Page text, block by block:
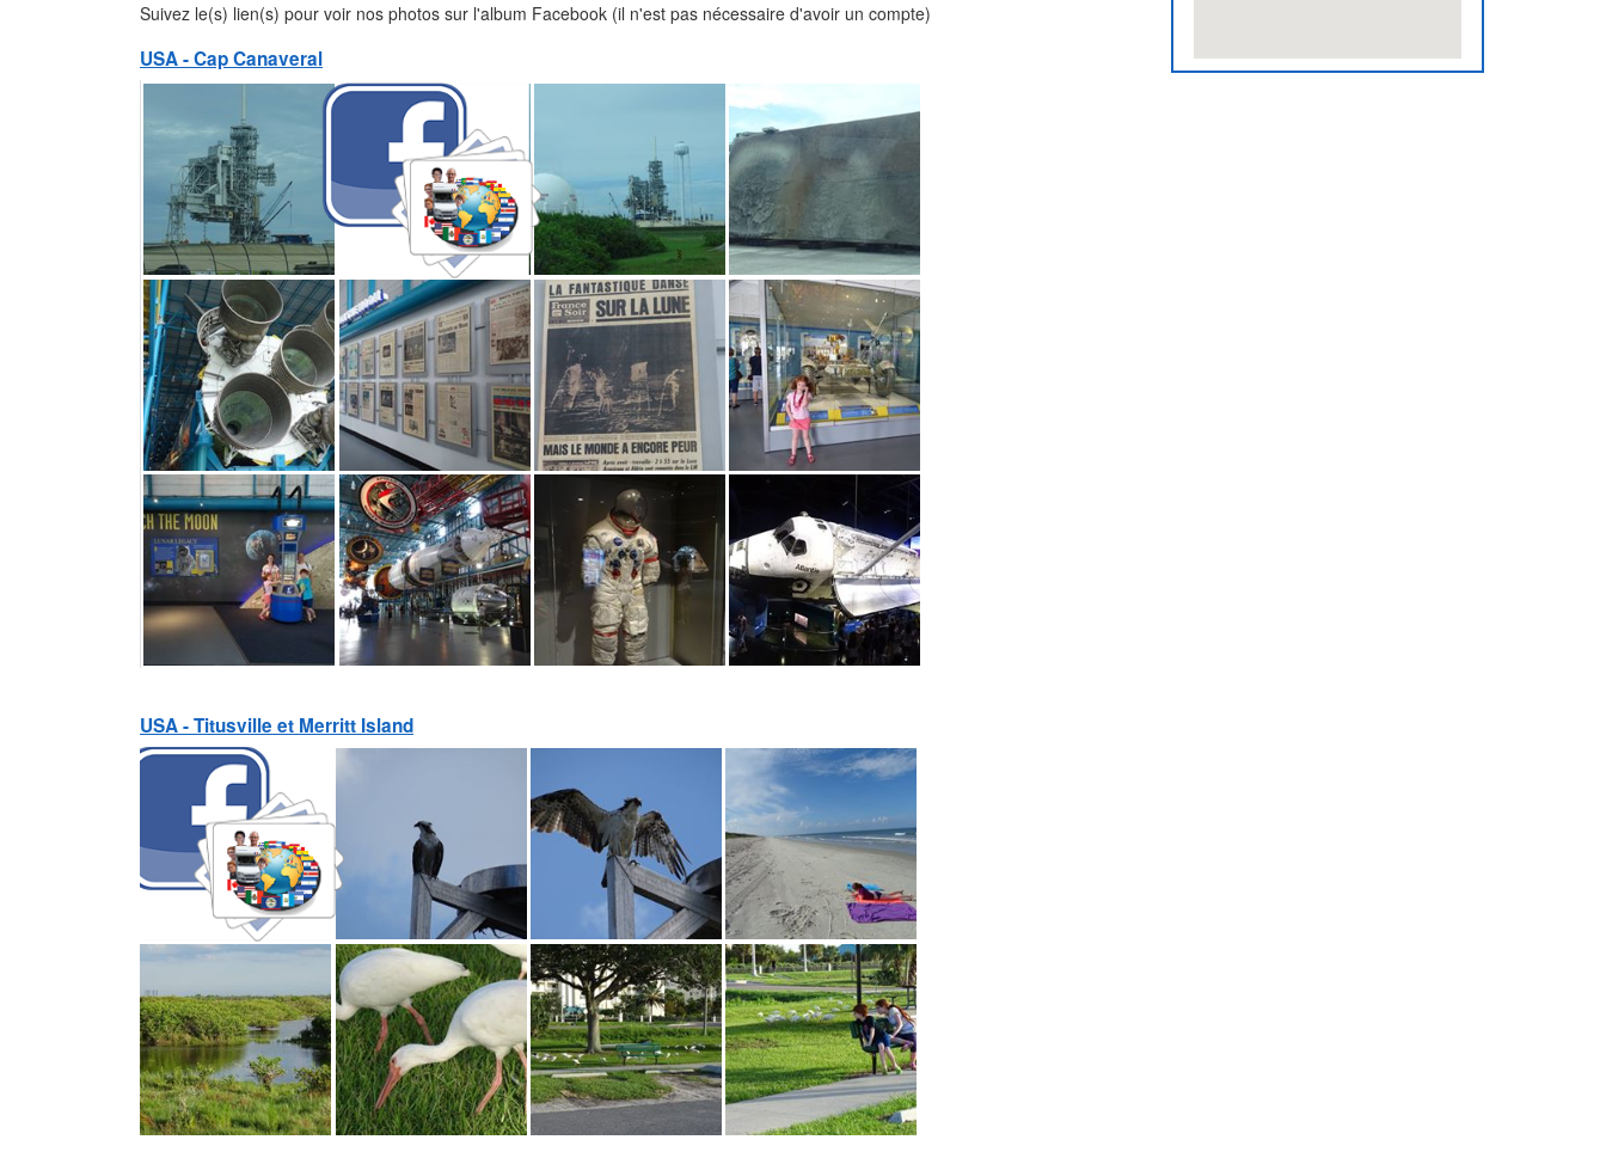
Suivez le(s) lien(s) pour voir nos photos sur l'album Facebook (il n'est pas nécessaire d'avoir un compte)
USA - Cap Canaveral
USA - Titusville et Merritt Island